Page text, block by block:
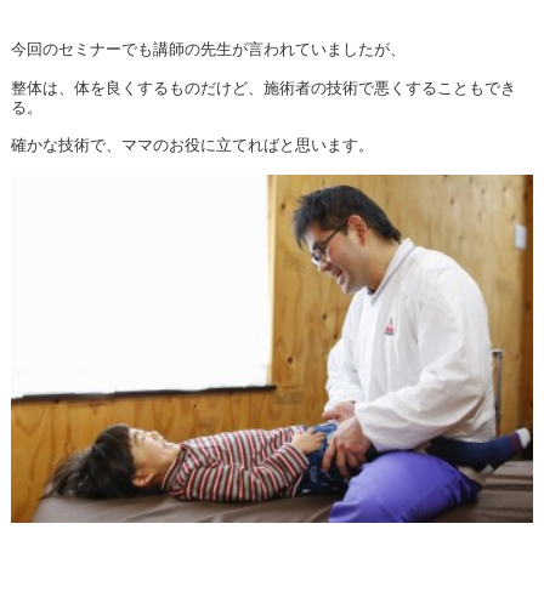
今回のセミナーでも講師の先生が言われていましたが、
整体は、体を良くするものだけど、施術者の技術で悪くすることもでき
る。
確かな技術で、ママのお役に立てればと思います。